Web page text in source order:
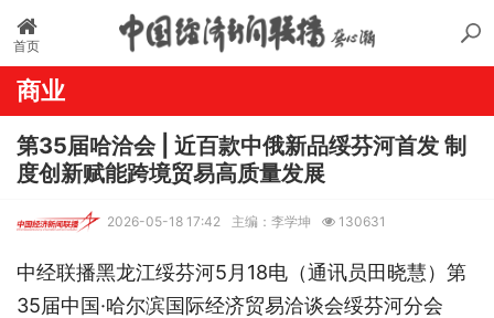
首页
商业
第35届哈洽会 | 近百款中俄新品绥芬河首发 制
度创新赋能跨境贸易高质量发展
2026-05-18 17:42 主编：李学坤 130631
中经联播黑龙江绥芬河5 月 18电（通讯员田晓慧）第
35届中国·哈尔滨国际经济贸易洽谈会绥芬河分会